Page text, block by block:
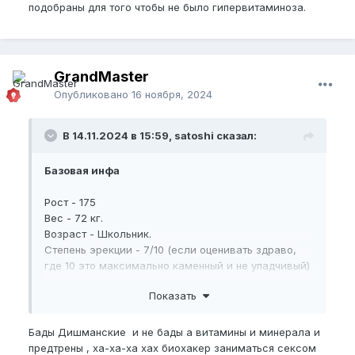
Креатин,
Протеин,
Габа,
EAA,
Витамин Д3 + К2,
Пробиотики,
Янтарная Кислота,
Коэнзим,
Бета-Аланин,
подобраны для того чтобы не было гипервитаминоза.
GrandMaster
Опубликовано 16 ноября, 2024
В 14.11.2024 в 15:59, satoshi сказал:
Базовая инфа
Рост - 175
Вес - 72 кг.
Возраст - Школьник.
Степень эрекции - 7/10 (если оценивать здраво,
где 10 это максимально каменный и не упадчивый)
сейчас есть желание пойти на ММА либо БОКС.
Замеры на 14.11.24:
Показать
Бады Дишманские и не бады а витамины и минерала и
предтрены , ха-ха-ха хах биохакер заниматься сексом